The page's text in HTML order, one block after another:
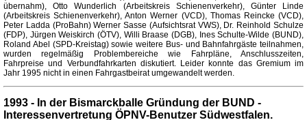
übernahm), Otto Wunderlich (Arbeitskreis Schienenverkehr), Günter Linde
(Arbeitskreis Schienenverkehr), Anton Werner (VCD), Thomas Reincke (VCD),
Peter Ladda (ProBahn) Werner Sasse (Aufsichtsrat VWS), Dr. Reinhold Schulze
(FDP), Jürgen Weiskirch (ÖTV), Willi Braase (DGB), Ines Schulte-Wilde (BUND),
Roland Abel (SPD-Kreistag) sowie weitere Bus- und Bahnfahrgäste teilnahmen,
wurden regelmäßig Problembereiche wie Fahrpläne, Anschlusszeiten,
Fahrpreise und Verbundfahrkarten diskutiert. Leider konnte das Gremium im
Jahr 1995 nicht in einen Fahrgastbeirat umgewandelt werden.
1993 - In der Bismarckballe Gründung der BUND -
Interessenvertretung ÖPNV-Benutzer Südwestfalen.